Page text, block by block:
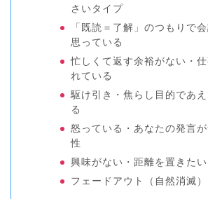
さいタイプ
「既読＝了解」のつもりで
思っている
忙しくて返す余裕がない・
れている
駆け引き・焦らし目的であ
る
怒っている・あなたの発言
性
興味がない・距離を置きた
フェードアウト（自然消滅